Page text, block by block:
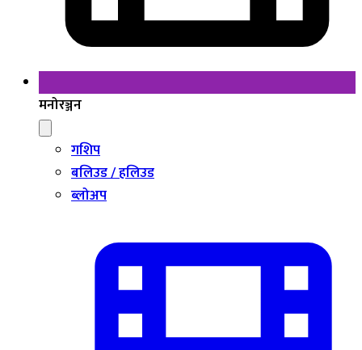
मनोरञ्जन
गशिप
बलिउड / हलिउड
ब्लोअप